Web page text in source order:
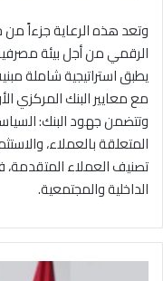
وتعد هذه الرعاية جزءاً من
الرقمي من أجل بيئة
يطبق استراتيجية شاملة
مع معايير البنك المركزي
وتتضمن جهود البنك:
المتعلقة بالعملاء،
تصنيف العملاء المتقدمة،
الداخلية والمجتمعية.